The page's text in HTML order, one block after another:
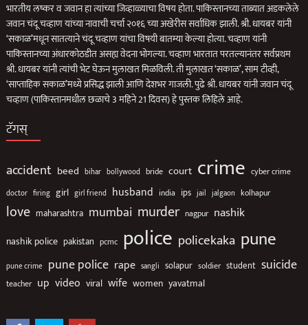
भारतीय लष्कर व जवान हा त्यांच्या जिव्हाळ्याचा विषय होता. पाकिस्तानच्या ताब्यात अडकलेले
जवान चंदू चव्हाण यांच्या नावाची चर्चा २०१६ च्या अखेरीस सर्वाधिक झाली. श्री. धायबर यांनी
‘सकाळ’मधून सातत्याने चंदू चव्हाण यांचा विषयी बातम्या केल्या होत्या. चव्हाण यांनी
पाकिस्तानच्या अंधारकोठडीत असह्य वेदना भोगल्या. चव्हाण भारतात परतल्यानंतर सर्वप्रथम
श्री. धायबर यांनी त्यांची भेट घेऊन मुलाखत मिळविली. ती मुलाखत ‘सकाळ’, साम टीव्ही,
‘साप्ताहिक सकाळ’मध्ये प्रसिद्ध झाली आणि देशभर गाजली. पुढे श्री. धायबर यांनी जवान चंदू
चव्हाण (पाकिस्तानमधील छळाचे 3 महिने 21 दिवस) हे पुस्तक लिहिले आहे.
टॅगस्
accident beed bihar bollywood bride court crime cyber crime
doctor firing girl girl friend husband india ips jail jalgaon kolhapur
love maharashtra mumbai murder nagpur nashik
nashik police pakistan pcmc police policekaka pune
pune crime pune police rape sangli solapur soldier student suicide
teacher up video viral wife women yavatmal